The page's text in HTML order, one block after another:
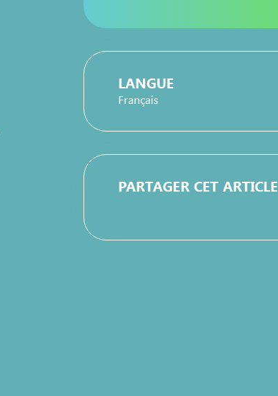
LANGUE
Français
PARTAGER CET ARTICLE